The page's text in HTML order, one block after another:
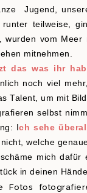
Jugend,
teilweise,
wurden vom
mitnehmen.
das was ihr
noch viel
Talent, um mit
selbst
Ich sehe
welche
mich
in deinen
Fotos